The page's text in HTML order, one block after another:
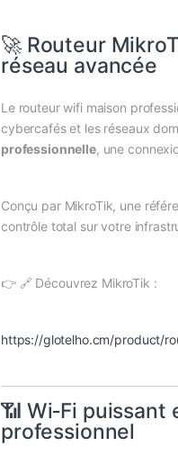
🚀 Routeur
réseau avancée
Le routeur wifi maison
cybercafés et les réseaux
professionnelle, une
Conçu par MikroTik, une
contrôle total sur votre
👉 🔗 Découvrez MikroTik :
https://glotelho.cm/product/
📶 Wi‑Fi
professionnel